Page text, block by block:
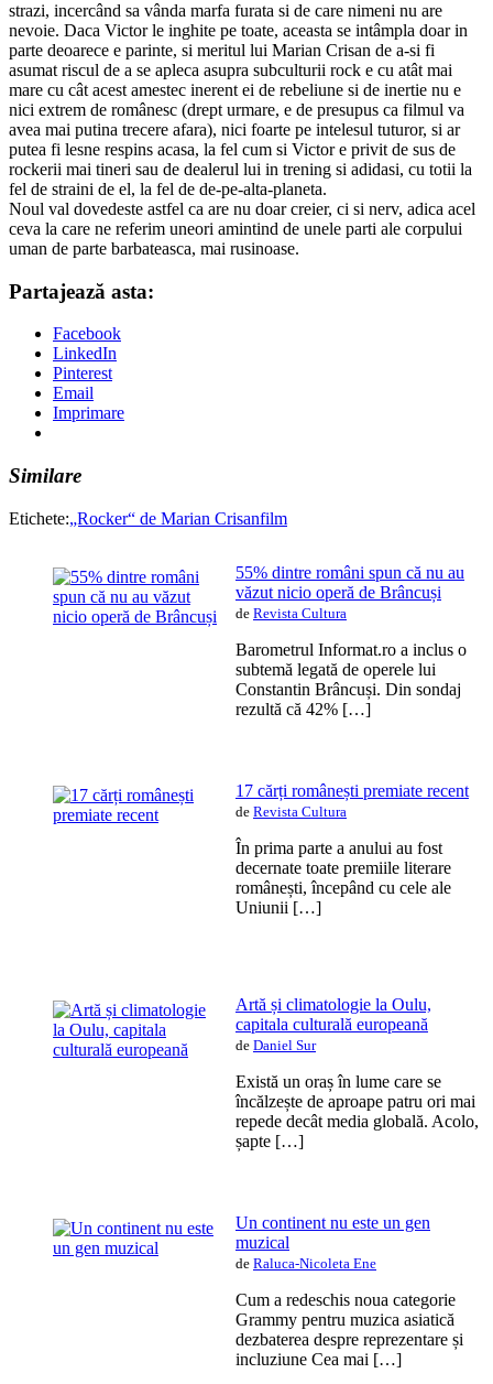
strazi, incercând sa vânda marfa furata si de care nimeni nu are
nevoie. Daca Victor le inghite pe toate, aceasta se intâmpla doar in
parte deoarece e parinte, si meritul lui Marian Crisan de a-si fi
asumat riscul de a se apleca asupra subculturii rock e cu atât mai
mare cu cât acest amestec inerent ei de rebeliune si de inertie nu e
nici extrem de românesc (drept urmare, e de presupus ca filmul va
avea mai putina trecere afara), nici foarte pe intelesul tuturor, si ar
putea fi lesne respins acasa, la fel cum si Victor e privit de sus de
rockerii mai tineri sau de dealerul lui in trening si adidasi, cu totii la
fel de straini de el, la fel de de-pe-alta-planeta.
Noul val dovedeste astfel ca are nu doar creier, ci si nerv, adica acel
ceva la care ne referim uneori amintind de unele parti ale corpului
uman de parte barbateasca, mai rusinoase.
Partajează asta:
Facebook
LinkedIn
Pinterest
Email
Imprimare
Similare
Etichete:„Rocker“ de Marian Crisanfilm
55% dintre români spun că nu au
văzut nicio operă de Brâncuși
de Revista Cultura
Barometrul Informat.ro a inclus o
subtemă legată de operele lui
Constantin Brâncuși. Din sondaj
rezultă că 42% […]
17 cărți românești premiate recent
de Revista Cultura
În prima parte a anului au fost
decernate toate premiile literare
românești, începând cu cele ale
Uniunii […]
Artă și climatologie la Oulu,
capitala culturală europeană
de Daniel Sur
Există un oraș în lume care se
încălzește de aproape patru ori mai
repede decât media globală. Acolo,
șapte […]
Un continent nu este un gen
muzical
de Raluca-Nicoleta Ene
Cum a redeschis noua categorie
Grammy pentru muzica asiatică
dezbaterea despre reprezentare și
incluziune Cea mai […]